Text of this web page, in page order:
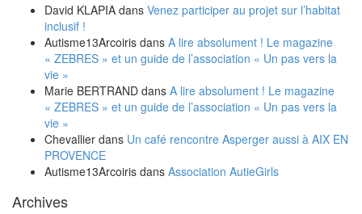
David KLAPIA dans Venez participer au projet sur l’habitat
inclusif !
Autisme13Arcoiris dans A lire absolument ! Le magazine
« ZEBRES » et un guide de l’association « Un pas vers la
vie »
Marie BERTRAND dans A lire absolument ! Le magazine
« ZEBRES » et un guide de l’association « Un pas vers la
vie »
Chevallier dans Un café rencontre Asperger aussi à AIX EN
PROVENCE
Autisme13Arcoiris dans Association AutieGirls
Archives